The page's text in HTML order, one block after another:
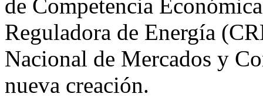
de Competencia
Reguladora de Energía
Nacional de Mercados y
nueva creación.